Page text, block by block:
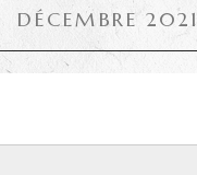
DÉCEMBRE 2021